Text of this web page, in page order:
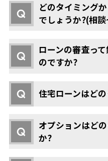
Q
どのタイミング
でしょうか?(相
Q
ローンの審査っ
のですか?
Q 住宅ローンはど
Q
オプションはど
か?